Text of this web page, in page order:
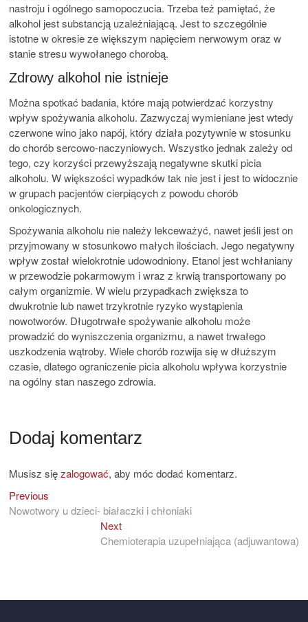
nastroju i ogólnego samopoczucia. Trzeba też pamiętać, że
alkohol jest substancją uzależniającą. Jest to szczególnie
istotne w okresie ze większym napięciem nerwowym oraz w
stanie stresu wywołanego chorobą.
Zdrowy alkohol nie istnieje
Można spotkać badania, które mają potwierdzać korzystny
wpływ spożywania alkoholu. Zazwyczaj wymieniane jest wtedy
czerwone wino jako napój, który działa pozytywnie w stosunku
do chorób sercowo-naczyniowych. Wszystko jednak zależy od
tego, czy korzyści przewyższają negatywne skutki picia
alkoholu. W większości wypadków tak nie jest i jest to widocznie
w grupach pacjentów cierpiących z powodu chorób
onkologicznych.
Spożywania alkoholu nie należy lekceważyć, nawet jeśli jest on
przyjmowany w stosunkowo małych ilościach. Jego negatywny
wpływ został wielokrotnie udowodniony. Etanol jest wchłaniany
w przewodzie pokarmowym i wraz z krwią transportowany po
całym organizmie. W wielu przypadkach zwiększa to
dwukrotnie lub nawet trzykrotnie ryzyko wystąpienia
nowotworów. Długotrwałe spożywanie alkoholu może
prowadzić do wyniszczenia organizmu, a nawet trwałego
uszkodzenia wątroby. Wiele chorób rozwija się w dłuższym
czasie, dlatego ograniczenie picia alkoholu wpływa korzystnie
na ogólny stan naszego zdrowia.
Dodaj komentarz
Musisz sięzalogować, aby móc dodać komentarz.
Nawigacja
wpisu
Previous
post:
Nowotwory u dzieci- białaczki i chłoniaki
NextNext
post:
Chemioterapia uzupełniająca (adjuwantowa)